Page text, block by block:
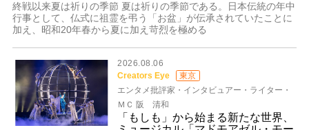
終戦以来夏は祈りの季節 夏は祈りの季節である。日本伝統の年中
行事として、仏式に祖霊を弔う「お盆」が伝承されていたことに
加え、昭和20年春から夏に加え苛烈を極める
2026.08.06
Creators Eye
東京
エンタメ批評家・インタビュアー・ライター・
ＭＣ 阪 清和
「もしも」から始まる新たな世界、